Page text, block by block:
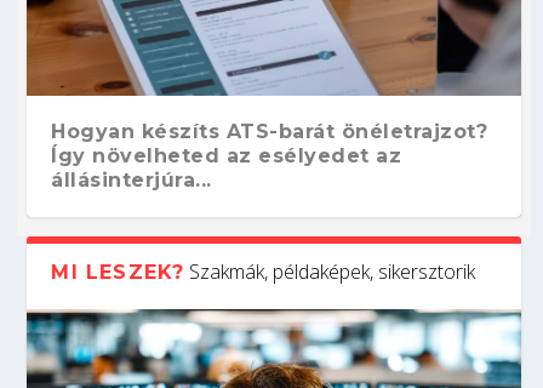
Hogyan készíts ATS-barát önéletrajzot?
Így növelheted az esélyedet az
állásinterjúra...
MI LESZEK? Szakmák, példaképek, sikersztorik